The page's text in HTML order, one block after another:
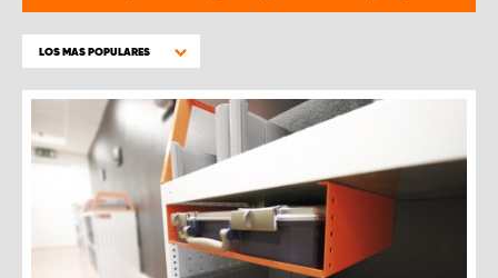
LOS MAS POPULARES